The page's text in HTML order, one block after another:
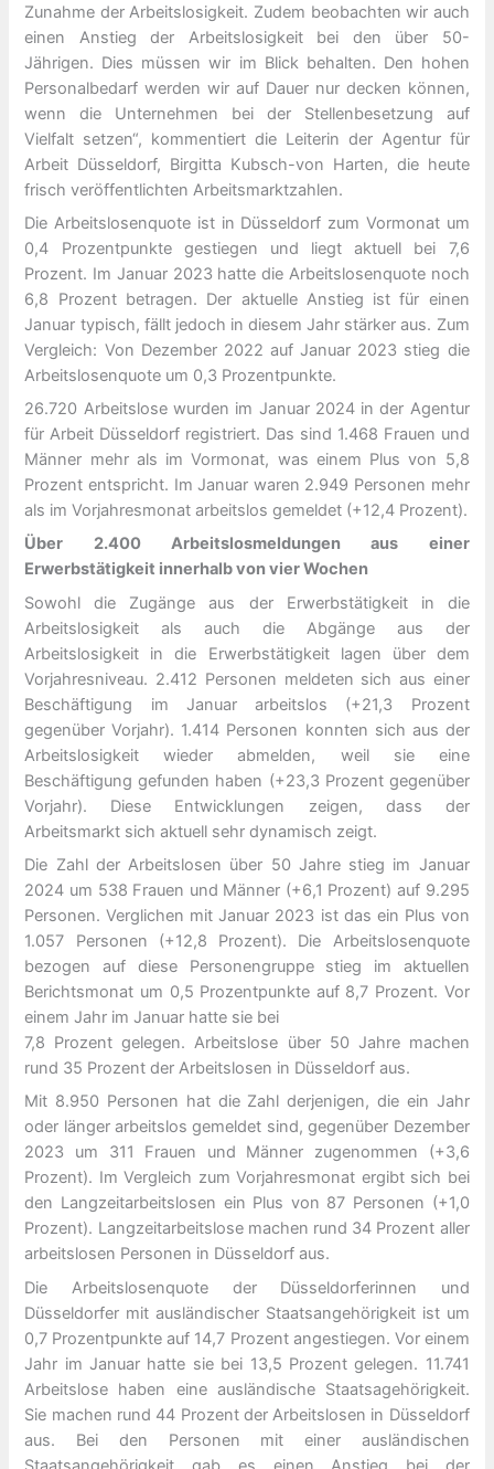
Zunahme der Arbeitslosigkeit. Zudem beobachten wir auch
einen Anstieg der Arbeitslosigkeit bei den über 50-
Jährigen. Dies müssen wir im Blick behalten. Den hohen
Personalbedarf werden wir auf Dauer nur decken können,
wenn die Unternehmen bei der Stellenbesetzung auf
Vielfalt setzen“, kommentiert die Leiterin der Agentur für
Arbeit Düsseldorf, Birgitta Kubsch-von Harten, die heute
frisch veröffentlichten Arbeitsmarktzahlen.
Die Arbeitslosenquote ist in Düsseldorf zum Vormonat um
0,4 Prozentpunkte gestiegen und liegt aktuell bei 7,6
Prozent. Im Januar 2023 hatte die Arbeitslosenquote noch
6,8 Prozent betragen. Der aktuelle Anstieg ist für einen
Januar typisch, fällt jedoch in diesem Jahr stärker aus. Zum
Vergleich: Von Dezember 2022 auf Januar 2023 stieg die
Arbeitslosenquote um 0,3 Prozentpunkte.
26.720 Arbeitslose wurden im Januar 2024 in der Agentur
für Arbeit Düsseldorf registriert. Das sind 1.468 Frauen und
Männer mehr als im Vormonat, was einem Plus von 5,8
Prozent entspricht. Im Januar waren 2.949 Personen mehr
als im Vorjahresmonat arbeitslos gemeldet (+12,4 Prozent).
Über 2.400 Arbeitslosmeldungen aus einer
Erwerbstätigkeit innerhalb von vier Wochen
Sowohl die Zugänge aus der Erwerbstätigkeit in die
Arbeitslosigkeit als auch die Abgänge aus der
Arbeitslosigkeit in die Erwerbstätigkeit lagen über dem
Vorjahresniveau. 2.412 Personen meldeten sich aus einer
Beschäftigung im Januar arbeitslos (+21,3 Prozent
gegenüber Vorjahr). 1.414 Personen konnten sich aus der
Arbeitslosigkeit wieder abmelden, weil sie eine
Beschäftigung gefunden haben (+23,3 Prozent gegenüber
Vorjahr). Diese Entwicklungen zeigen, dass der
Arbeitsmarkt sich aktuell sehr dynamisch zeigt.
Die Zahl der Arbeitslosen über 50 Jahre stieg im Januar
2024 um 538 Frauen und Männer (+6,1 Prozent) auf 9.295
Personen. Verglichen mit Januar 2023 ist das ein Plus von
1.057 Personen (+12,8 Prozent). Die Arbeitslosenquote
bezogen auf diese Personengruppe stieg im aktuellen
Berichtsmonat um 0,5 Prozentpunkte auf 8,7 Prozent. Vor
einem Jahr im Januar hatte sie bei
7,8 Prozent gelegen. Arbeitslose über 50 Jahre machen
rund 35 Prozent der Arbeitslosen in Düsseldorf aus.
Mit 8.950 Personen hat die Zahl derjenigen, die ein Jahr
oder länger arbeitslos gemeldet sind, gegenüber Dezember
2023 um 311 Frauen und Männer zugenommen (+3,6
Prozent). Im Vergleich zum Vorjahresmonat ergibt sich bei
den Langzeitarbeitslosen ein Plus von 87 Personen (+1,0
Prozent). Langzeitarbeitslose machen rund 34 Prozent aller
arbeitslosen Personen in Düsseldorf aus.
Die Arbeitslosenquote der Düsseldorferinnen und
Düsseldorfer mit ausländischer Staatsangehörigkeit ist um
0,7 Prozentpunkte auf 14,7 Prozent angestiegen. Vor einem
Jahr im Januar hatte sie bei 13,5 Prozent gelegen. 11.741
Arbeitslose haben eine ausländische Staatsagehörigkeit.
Sie machen rund 44 Prozent der Arbeitslosen in Düsseldorf
aus. Bei den Personen mit einer ausländischen